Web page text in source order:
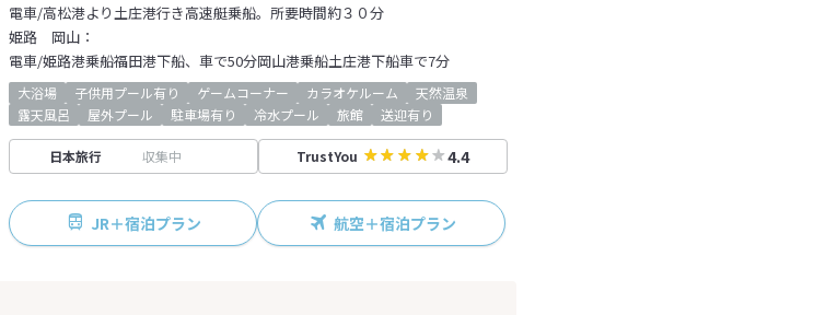
電車/高松港より土庄港行き高速艇乗船。所要時間約３０分
姫路 岡山：
電車/姫路港乗船福田港下船、車で50分岡山港乗船土庄港下船車で7分
大浴場 子供用プール有り ゲームコーナー カラオケルーム
天然温泉
露天風呂
屋外プール 駐車場有り 冷水プール 旅館 送迎有り
日本旅行 収集中 TrustYou 4.4
JR＋宿泊プラン 航空＋宿泊プラン